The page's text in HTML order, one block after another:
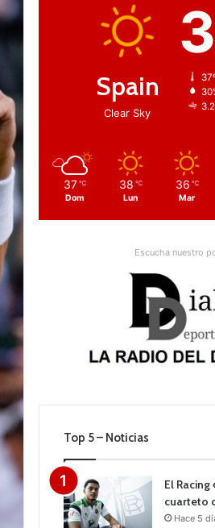
Spain
Clear Sky
37 ℃
Dom
38 ℃
Lun
36 ℃
Mar
Escucha nuestro
Top 5 – Noticias
El Racing
cuarteto
Hace 5